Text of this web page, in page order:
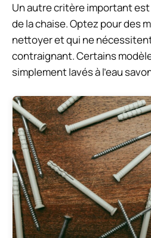
Un autre critère important est
de la chaise. Optez pour des
nettoyer et qui ne
contraignant. Certains
simplement lavés à l’eau